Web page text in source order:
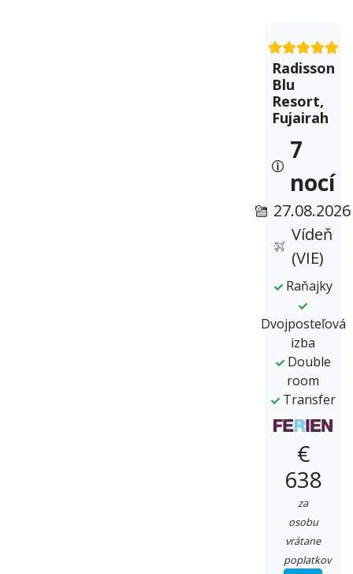
Radisson
Blu
Resort,
Fujairah
7
nocí
27.08.2026
Vídeň
(VIE)
Raňajky
Dvojposteľová
izba
Double
room
Transfer
€
638
za
osobu
vrátane
poplatkov